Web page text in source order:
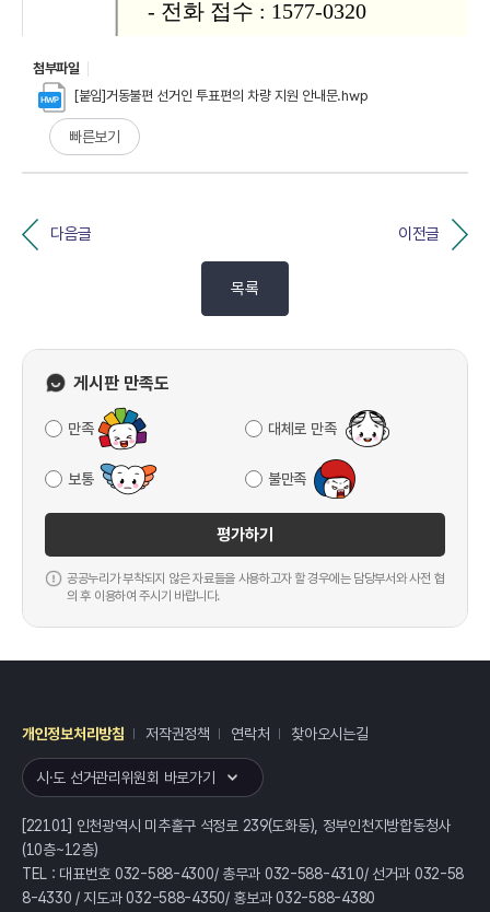
첨부파일
[붙임]거동불편 선거인 투표편의 차량 지원 안내문.hwp
빠른보기
다음글 이전글
목록
게시판 만족도
만족 대체로 만족
보통 불만족
평가하기
공공누리가 부착되지 않은 자료들을 사용하고자 할 경우에는 담당부서와 사전 협
의 후 이용하여 주시기 바랍니다.
개인정보처리방침 저작권정책 연락처 찾아오시는길
시·도 선거관리위원회 바로가기
[22101] 인천광역시 미추홀구 석정로 239(도화동), 정부인천지방합동청사
(10층~12층)
TEL : 대표번호 032-588-4300/ 총무과 032-588-4310/ 선거과 032-58
8-4330 / 지도과 032-588-4350/ 홍보과 032-588-4380